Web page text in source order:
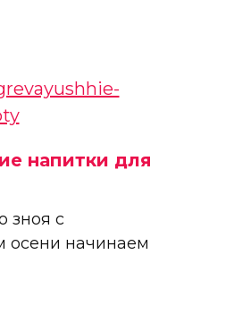
напитки для
зноя с
осени начинаем